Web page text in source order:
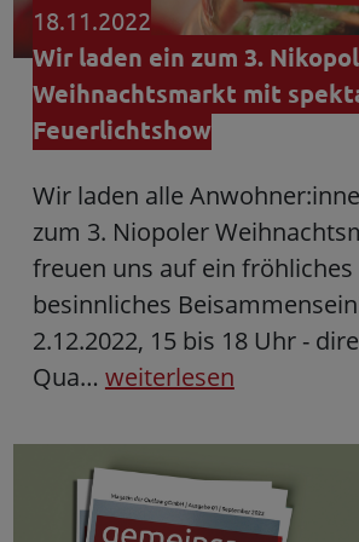
18.11.2022
Wir laden ein zum 3.
Weihnachtsmarkt mit
Feuerlichtshow
Wir laden alle
zum 3. Niopoler
freuen uns auf ein fröhliches
besinnliches
2.12.2022, 15 bis 18 Uhr -
Qua… weiterlesen